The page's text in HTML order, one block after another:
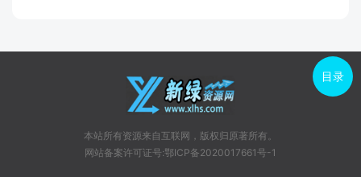
本站所有资源来自互联网，版权归原著所有。
网站备案许可证号:鄂ICP备2020017661号-1
目录